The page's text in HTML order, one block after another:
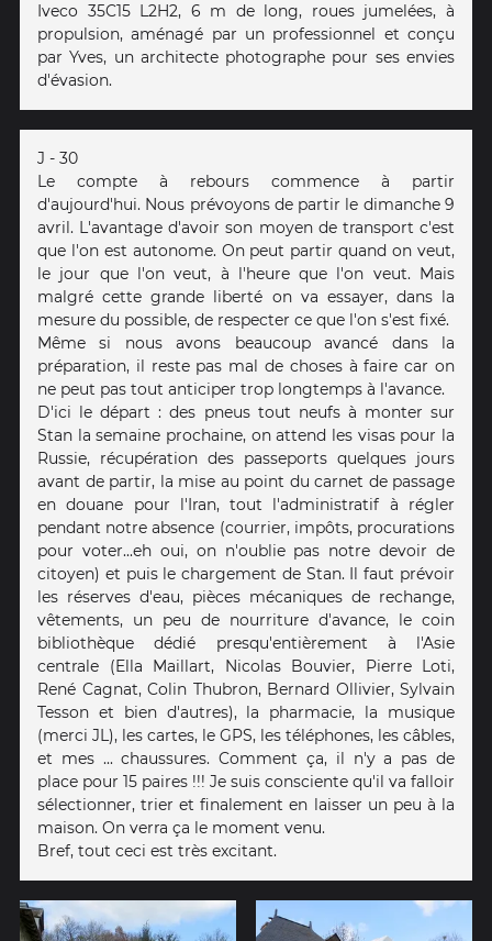
Iveco 35C15 L2H2, 6 m de long, roues jumelées, à
propulsion, aménagé par un professionnel et conçu
par Yves, un architecte photographe pour ses envies
d'évasion.
J - 30
Le compte à rebours commence à partir
d'aujourd'hui. Nous prévoyons de partir le dimanche 9
avril. L'avantage d'avoir son moyen de transport c'est
que l'on est autonome. On peut partir quand on veut,
le jour que l'on veut, à l'heure que l'on veut. Mais
malgré cette grande liberté on va essayer, dans la
mesure du possible, de respecter ce que l'on s'est fixé.
Même si nous avons beaucoup avancé dans la
préparation, il reste pas mal de choses à faire car on
ne peut pas tout anticiper trop longtemps à l'avance.
D'ici le départ : des pneus tout neufs à monter sur
Stan la semaine prochaine, on attend les visas pour la
Russie, récupération des passeports quelques jours
avant de partir, la mise au point du carnet de passage
en douane pour l'Iran, tout l'administratif à régler
pendant notre absence (courrier, impôts, procurations
pour voter...eh oui, on n'oublie pas notre devoir de
citoyen) et puis le chargement de Stan. Il faut prévoir
les réserves d'eau, pièces mécaniques de rechange,
vêtements, un peu de nourriture d'avance, le coin
bibliothèque dédié presqu'entièrement à l'Asie
centrale (Ella Maillart, Nicolas Bouvier, Pierre Loti,
René Cagnat, Colin Thubron, Bernard Ollivier, Sylvain
Tesson et bien d'autres), la pharmacie, la musique
(merci JL), les cartes, le GPS, les téléphones, les câbles,
et mes ... chaussures. Comment ça, il n'y a pas de
place pour 15 paires !!! Je suis consciente qu'il va falloir
sélectionner, trier et finalement en laisser un peu à la
maison. On verra ça le moment venu.
Bref, tout ceci est très excitant.